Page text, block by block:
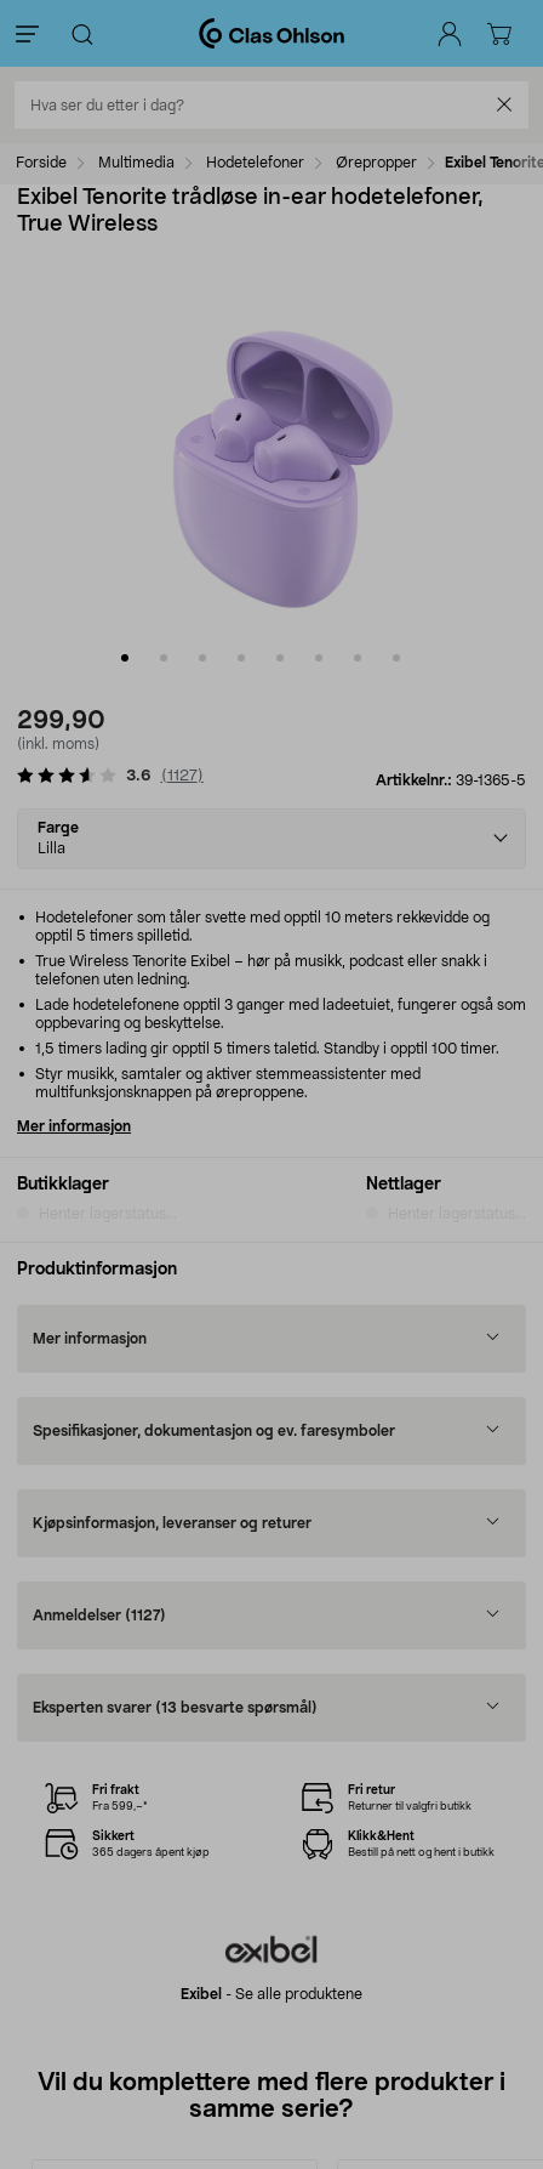
Forside Multimedia Hodetelefoner Ørepropper Exibel
Exibel Tenorite trådløse in-ear hodetelefoner,
True Wireless
299,90
(inkl. moms)
Artikkelnr.: 39-1365-5
3.6 (1127)
Select
variant
Farge
Lilla
Butikklager Nettlager
Hodetelefoner som tåler svette med opptil 10 meters rekkevidde og
opptil 5 timers spilletid.
True Wireless Tenorite Exibel – hør på musikk, podcast eller snakk i
telefonen uten ledning.
Lade hodetelefonene opptil 3 ganger med ladeetuiet, fungerer også som
oppbevaring og beskyttelse.
1,5 timers lading gir opptil 5 timers taletid. Standby i opptil 100 timer.
Styr musikk, samtaler og aktiver stemmeassistenter med
multifunksjonsknappen på øreproppene.
Mer informasjon
Produktinformasjon
Mer informasjon
Spesifikasjoner, dokumentasjon og ev. faresymboler
Kjøpsinformasjon, leveranser og returer
Anmeldelser (1127)
Eksperten svarer (13 besvarte spørsmål)
Exibel - Se alle produktene
Fri frakt
Fra 599,–*
Fri retur
Returner til valgfri butikk
Sikkert
365 dagers åpent kjøp
Klikk&Hent
Bestill på nett og hent i butikk
Vil du komplettere med flere produkter i
samme serie?